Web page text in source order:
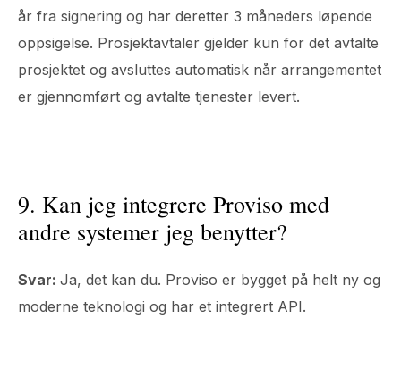
år fra signering og har deretter 3 måneders løpende
oppsigelse. Prosjektavtaler gjelder kun for det avtalte
prosjektet og avsluttes automatisk når arrangementet
er gjennomført og avtalte tjenester levert.
9. Kan jeg integrere Proviso med
andre systemer jeg benytter?
Svar: Ja, det kan du. Proviso er bygget på helt ny og
moderne teknologi og har et integrert API.